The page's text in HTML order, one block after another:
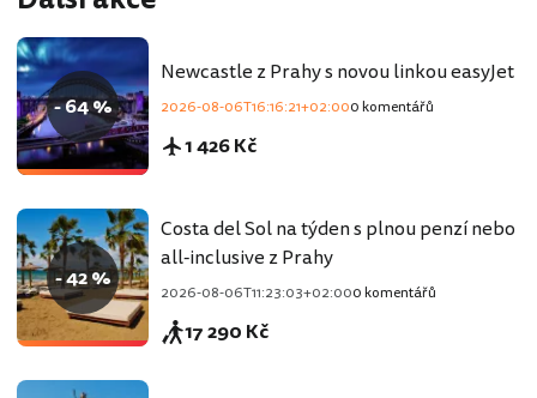
- 64 %
Newcastle z Prahy s novou linkou easyJet
2026-08-06T16:16:21+02:000 komentářů
1 426 Kč
- 42 %
Costa del Sol na týden s plnou penzí nebo
all-inclusive z Prahy
2026-08-06T11:23:03+02:000 komentářů
17 290 Kč